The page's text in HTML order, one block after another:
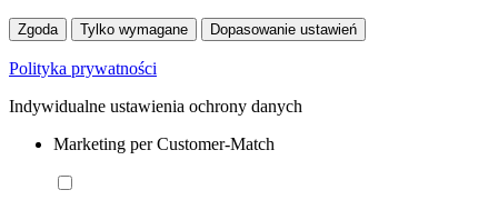
Zgoda Tylko wymagane Dopasowanie ustawień
Polityka prywatności
Indywidualne ustawienia ochrony danych
Marketing per Customer-Match